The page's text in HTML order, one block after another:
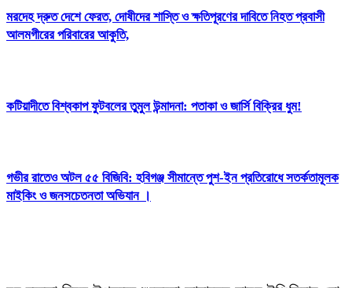
মরদেহ দ্রুত দেশে ফেরত, দোষীদের শাস্তি ও ক্ষতিপূরণের দাবিতে নিহত প্রবাসী
আলমগীরের পরিবারের আকুতি,
কটিয়াদীতে বিশ্বকাপ ফুটবলের তুমুল উন্মাদনা: পতাকা ও জার্সি বিক্রির ধুম!
গভীর রাতেও অটল ৫৫ বিজিবি: হবিগঞ্জ সীমান্তে পুশ-ইন প্রতিরোধে সতর্কতামূলক
মাইকিং ও জনসচেতনতা অভিযান ।